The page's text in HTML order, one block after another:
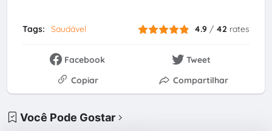
Tags: Saudável 4.9 / 42 rates
Facebook
Tweet
Copiar
Compartilhar
Você Pode Gostar